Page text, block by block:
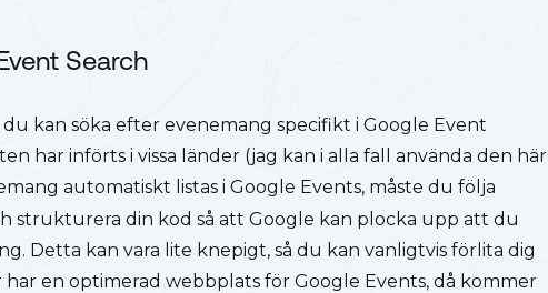
Search
kan söka efter evenemang specifikt i Google Event
har införts i vissa länder (jag kan i alla fall använda den här
automatiskt listas i Google Events, måste du följa
strukturera din kod så att Google kan plocka upp att du
Detta kan vara lite knepigt, så du kan vanligtvis förlita dig
en optimerad webbplats för Google Events, då kommer